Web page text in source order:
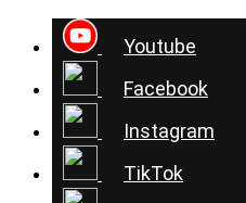
Youtube
Facebook
Instagram
TikTok